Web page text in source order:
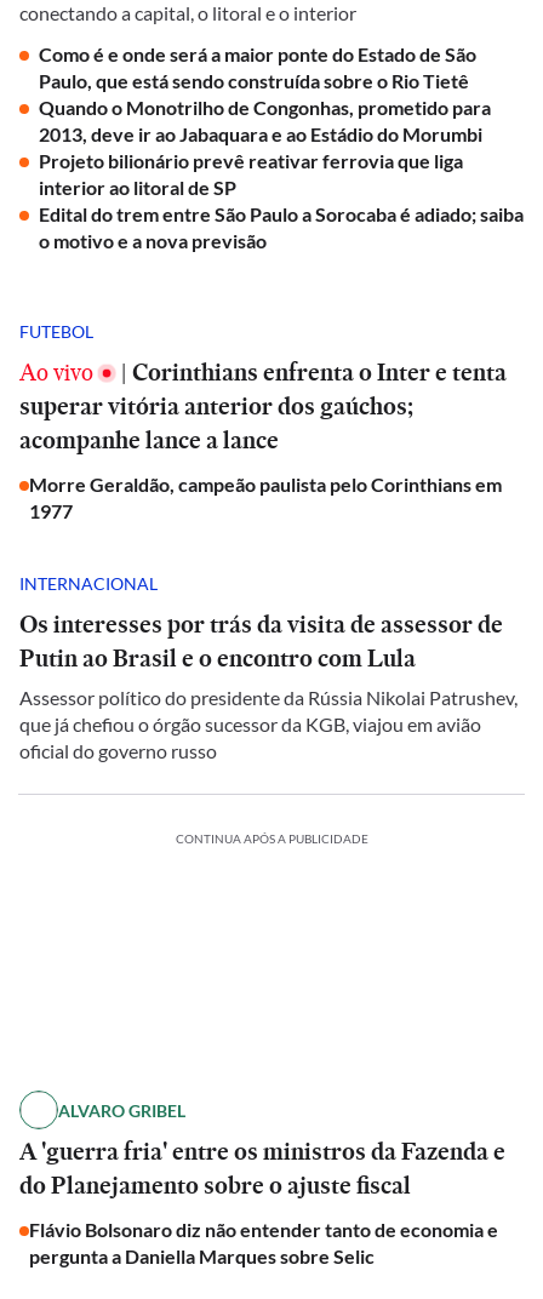
conectando a capital, o litoral e o interior
Como é e onde será a maior ponte do Estado de São
Paulo, que está sendo construída sobre o Rio Tietê
Quando o Monotrilho de Congonhas, prometido para
2013, deve ir ao Jabaquara e ao Estádio do Morumbi
Projeto bilionário prevê reativar ferrovia que liga
interior ao litoral de SP
Edital do trem entre São Paulo a Sorocaba é adiado; saiba
o motivo e a nova previsão
FUTEBOL
Ao vivo | Corinthians enfrenta o Inter e tenta
superar vitória anterior dos gaúchos;
acompanhe lance a lance
Morre Geraldão, campeão paulista pelo Corinthians em
1977
INTERNACIONAL
Os interesses por trás da visita de assessor de
Putin ao Brasil e o encontro com Lula
Assessor político do presidente da Rússia Nikolai Patrushev,
que já chefiou o órgão sucessor da KGB, viajou em avião
oficial do governo russo
CONTINUA APÓS A PUBLICIDADE
ALVARO GRIBEL
A 'guerra fria' entre os ministros da Fazenda e
do Planejamento sobre o ajuste fiscal
Flávio Bolsonaro diz não entender tanto de economia e
pergunta a Daniella Marques sobre Selic